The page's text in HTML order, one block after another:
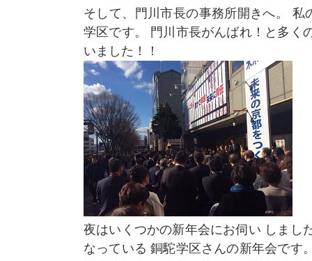
そして、門川市長の事務所開きへ。 私
学区です。 門川市長がんばれ！と多く
いました！！
夜はいくつかの新年会にお伺い しまし
なっている 銅駝学区さんの新年会です